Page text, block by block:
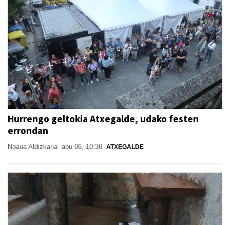
Hurrengo geltokia Atxegalde, udako festen
errondan
Noaua Aldizkaria abu 06, 10:36 ATXEGALDE